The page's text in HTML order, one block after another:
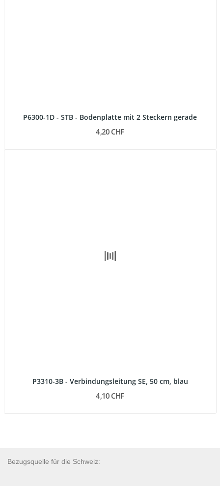
P6300-1D - STB - Bodenplatte mit 2 Steckern gerade
4,20 CHF
P3310-3B - Verbindungsleitung SE, 50 cm, blau
4,10 CHF
Bezugsquelle für die Schweiz: